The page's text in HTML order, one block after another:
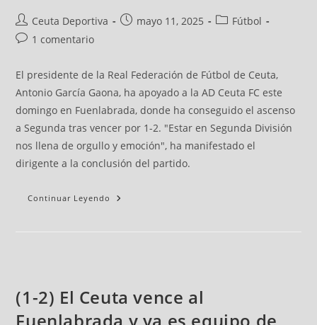
Ceuta Deportiva mayo 11, 2025
Fútbol
1 comentario
El presidente de la Real Federación de Fútbol de Ceuta,
Antonio García Gaona, ha apoyado a la AD Ceuta FC este
domingo en Fuenlabrada, donde ha conseguido el ascenso
a Segunda tras vencer por 1-2. "Estar en Segunda División
nos llena de orgullo y emoción", ha manifestado el
dirigente a la conclusión del partido.
Continuar Leyendo
(1-2) El Ceuta vence al